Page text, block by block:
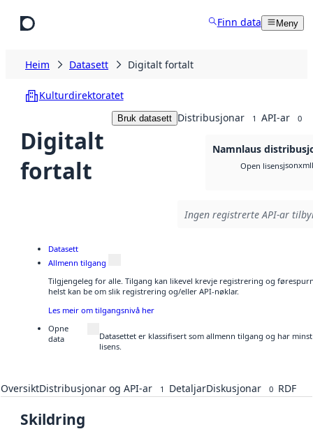
Finn data Meny
Heim Datasett Digitalt fortalt
Kulturdirektoratet
Digitalt
fortalt
Bruk datasett Distribusjonar 1 API-ar 0
Namnlaus
Open lisensjsonxml
Ingen registrerte API-ar
Datasett
Allmenn tilgang
Tilgjengeleg for alle. Tilgang kan likevel krevje registrering og
helst kan be om slik registrering og/eller API-nøklar.
Les meir om tilgangsnivå her
Opne
data
Datasettet er klassifisert som allmenn tilgang og har
lisens.
OversiktDistribusjonar og API-ar 1 DetaljarDiskusjonar 0 RDF
Skildring